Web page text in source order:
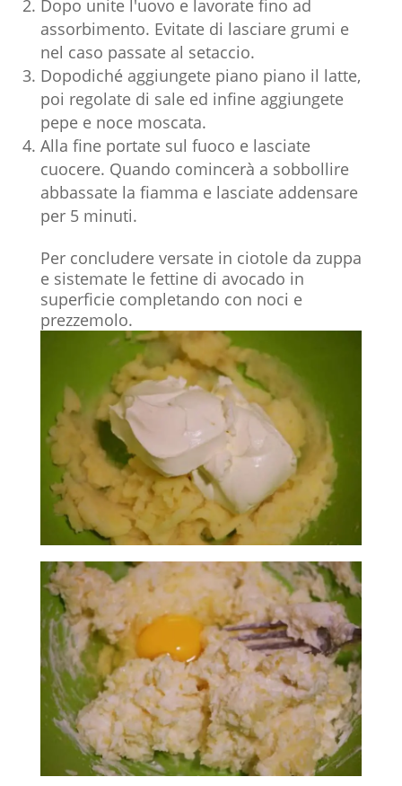
Dopo unite l'uovo e lavorate fino ad
assorbimento. Evitate di lasciare grumi e
nel caso passate al setaccio.
Dopodiché aggiungete piano piano il latte,
poi regolate di sale ed infine aggiungete
pepe e noce moscata.
Alla fine portate sul fuoco e lasciate
cuocere. Quando comincerà a sobbollire
abbassate la fiamma e lasciate addensare
per 5 minuti.
Per concludere versate in ciotole da zuppa
e sistemate le fettine di avocado in
superficie completando con noci e
prezzemolo.